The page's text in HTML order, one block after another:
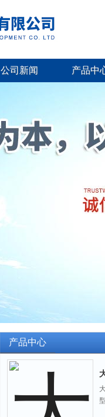
公司新闻 产品中
产品中心